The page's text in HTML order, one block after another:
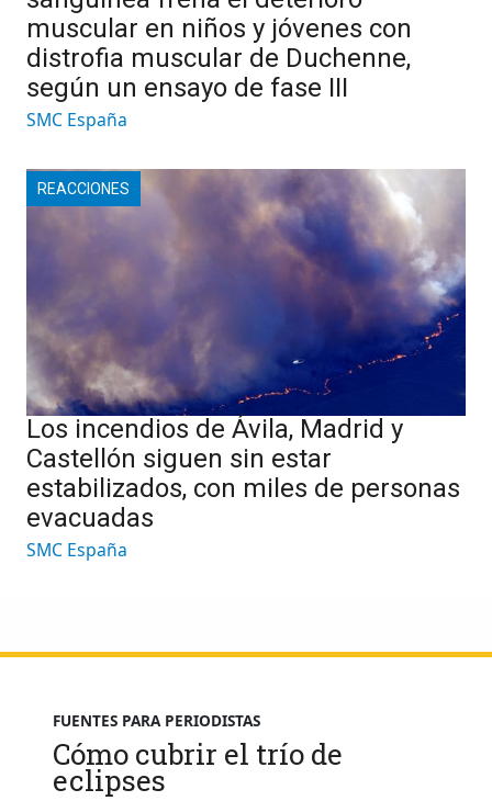
muscular en niños y jóvenes con
distrofia muscular de Duchenne,
según un ensayo de fase III
SMC España
REACCIONES
Los incendios de Ávila, Madrid y
Castellón siguen sin estar
estabilizados, con miles de personas
evacuadas
SMC España
FUENTES PARA PERIODISTAS
Cómo cubrir el trío de
eclipses